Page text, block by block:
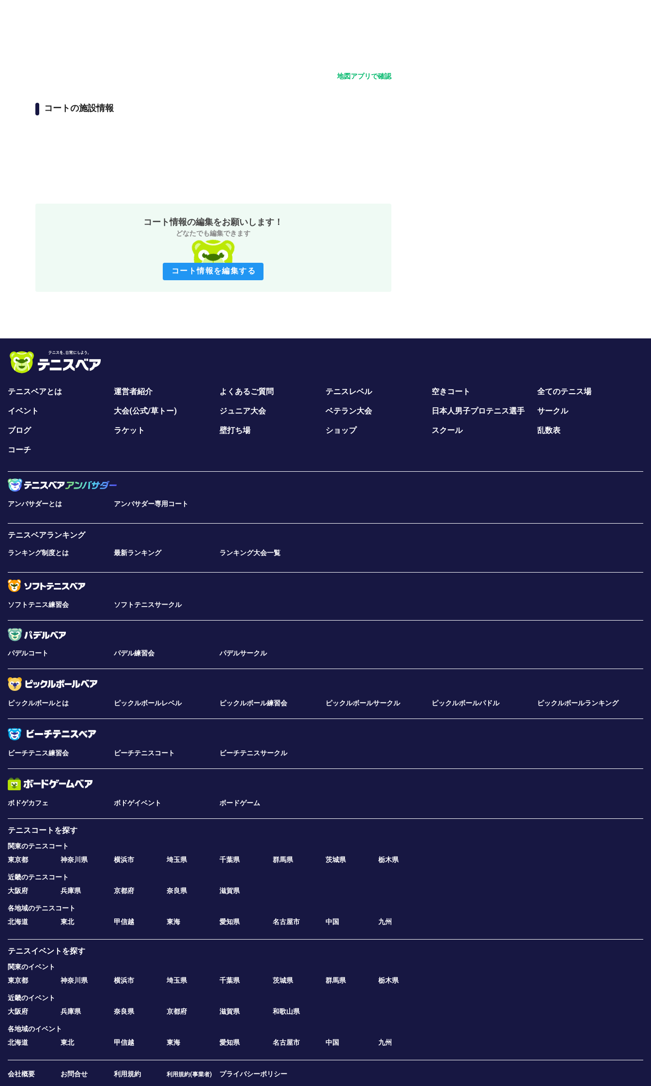
地図アプリで確認
コートの施設情報
コート情報の編集をお願いします！
どなたでも編集できます
コート情報を編集する
テニスベアとは 運営者紹介 よくあるご質問 テニスレベル 空きコート 全てのテニス場
イベント 大会(公式/草トー) ジュニア大会 ベテラン大会 日本人男子プロテニス選手 サークル
ブログ ラケット 壁打ち場 ショップ スクール 乱数表
コーチ
アンバサダーとは アンバサダー専用コート
テニスベアランキング
ランキング制度とは 最新ランキング ランキング大会一覧
ソフトテニス練習会 ソフトテニスサークル
パデルコート パデル練習会 パデルサークル
ピックルボールとは ピックルボールレベル ピックルボール練習会 ピックルボールサークル ピックルボールパドル ピックルボールランキング
ビーチテニス練習会 ビーチテニスコート ビーチテニスサークル
ボドゲカフェ ボドゲイベント ボードゲーム
テニスコートを探す
関東のテニスコート
東京都
神奈川県 横浜市 埼玉県 千葉県 群馬県 茨城県 栃木県
近畿のテニスコート
大阪府
兵庫県 京都府 奈良県 滋賀県
各地域のテニスコート
北海道
東北 甲信越 東海 愛知県 名古屋市 中国 九州
テニスイベントを探す
関東のイベント
東京都
神奈川県 横浜市 埼玉県 千葉県 茨城県 群馬県 栃木県
近畿のイベント
大阪府
兵庫県 奈良県 京都府 滋賀県 和歌山県
各地域のイベント
北海道
東北 甲信越 東海 愛知県 名古屋市 中国 九州
会社概要 お問合せ 利用規約 利用規約(事業者) プライバシーポリシー